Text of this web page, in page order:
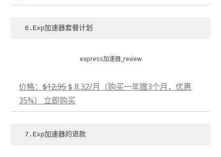
6.Exp加速器套餐计划
express加速器_review
价格：$12.95$ 8.32/月（购买一年赠3个月，优惠
35%） 立即购买
7.Exp加速器的退款